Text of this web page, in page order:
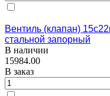
Вентиль (клапан)
стальной запорный
В наличии
15984.00
В заказ